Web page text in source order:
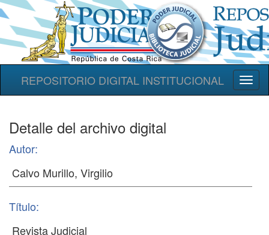
REPOSITORIO DIGITAL INSTITUCIONAL
Detalle del archivo digital
Autor:
Título: